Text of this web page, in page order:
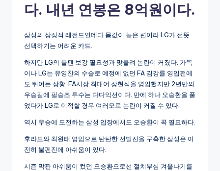
다. 내년 연봉은 8억원이다.
삼성의 상징적 레전드인데다 몸값이 높은 편이라 LG가 선뜻
선택하기는 어려운 카드.
하지만 LG의 불펜 보강 필요성과 맞물려 논란이 커졌다. 가뜩
이나 LG는 유영찬의 수술로 예정에 없던 FA 김강률 영입전에
도 뛰어든 상황. FA시장 최대어 장현식을 영입했지만 2년만의
우승길에 필승조 투수는 다다익선이다. 만에 하나 오승환을 풀
었다가 LG로 이적할 경우 여러모로 논란이 커질 수 있다.
역시 우승에 도전하는 삼성 입장에서도 오승환이 꼭 필요하다.
후라도와 최원태 영입으로 탄탄한 선발진을 구축한 삼성은 여
전히 불펜진에 아쉬움이 있다.
시즌 막판 아쉬움이 컸던 오승환으로선 절치부심 겨울나기를